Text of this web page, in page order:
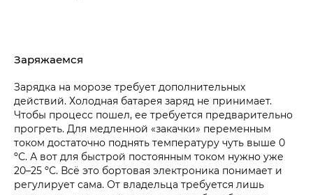
Заряжаемся
Зарядка на морозе требует дополнительных
действий. Холодная батарея заряд не принимает.
Чтобы процесс пошел, ее требуется предварительно
прогреть. Для медленной «закачки» переменным
током достаточно поднять температуру чуть выше 0
ºС. А вот для быстрой постоянным током нужно уже
20–25 ºС. Всё это бортовая электроника понимает и
регулирует сама. От владельца требуется лишь